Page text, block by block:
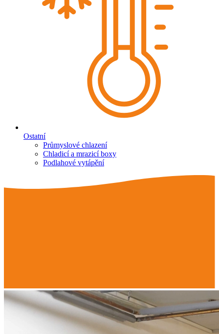
Ostatní
Průmyslové chlazení
Chladicí a mrazicí boxy
Podlahové vytápění